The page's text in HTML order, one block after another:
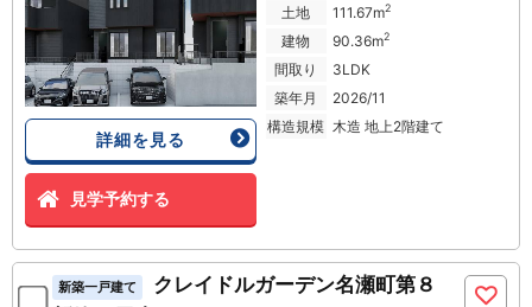
詳細を見る
見学予約する
土地
111.67m2
建物 90.36m2
間取り
3LDK
築年月
2026/11
構造規模 木造 地上2階建て
新築一戸建て
クレイドルガーデン名瀬町第８